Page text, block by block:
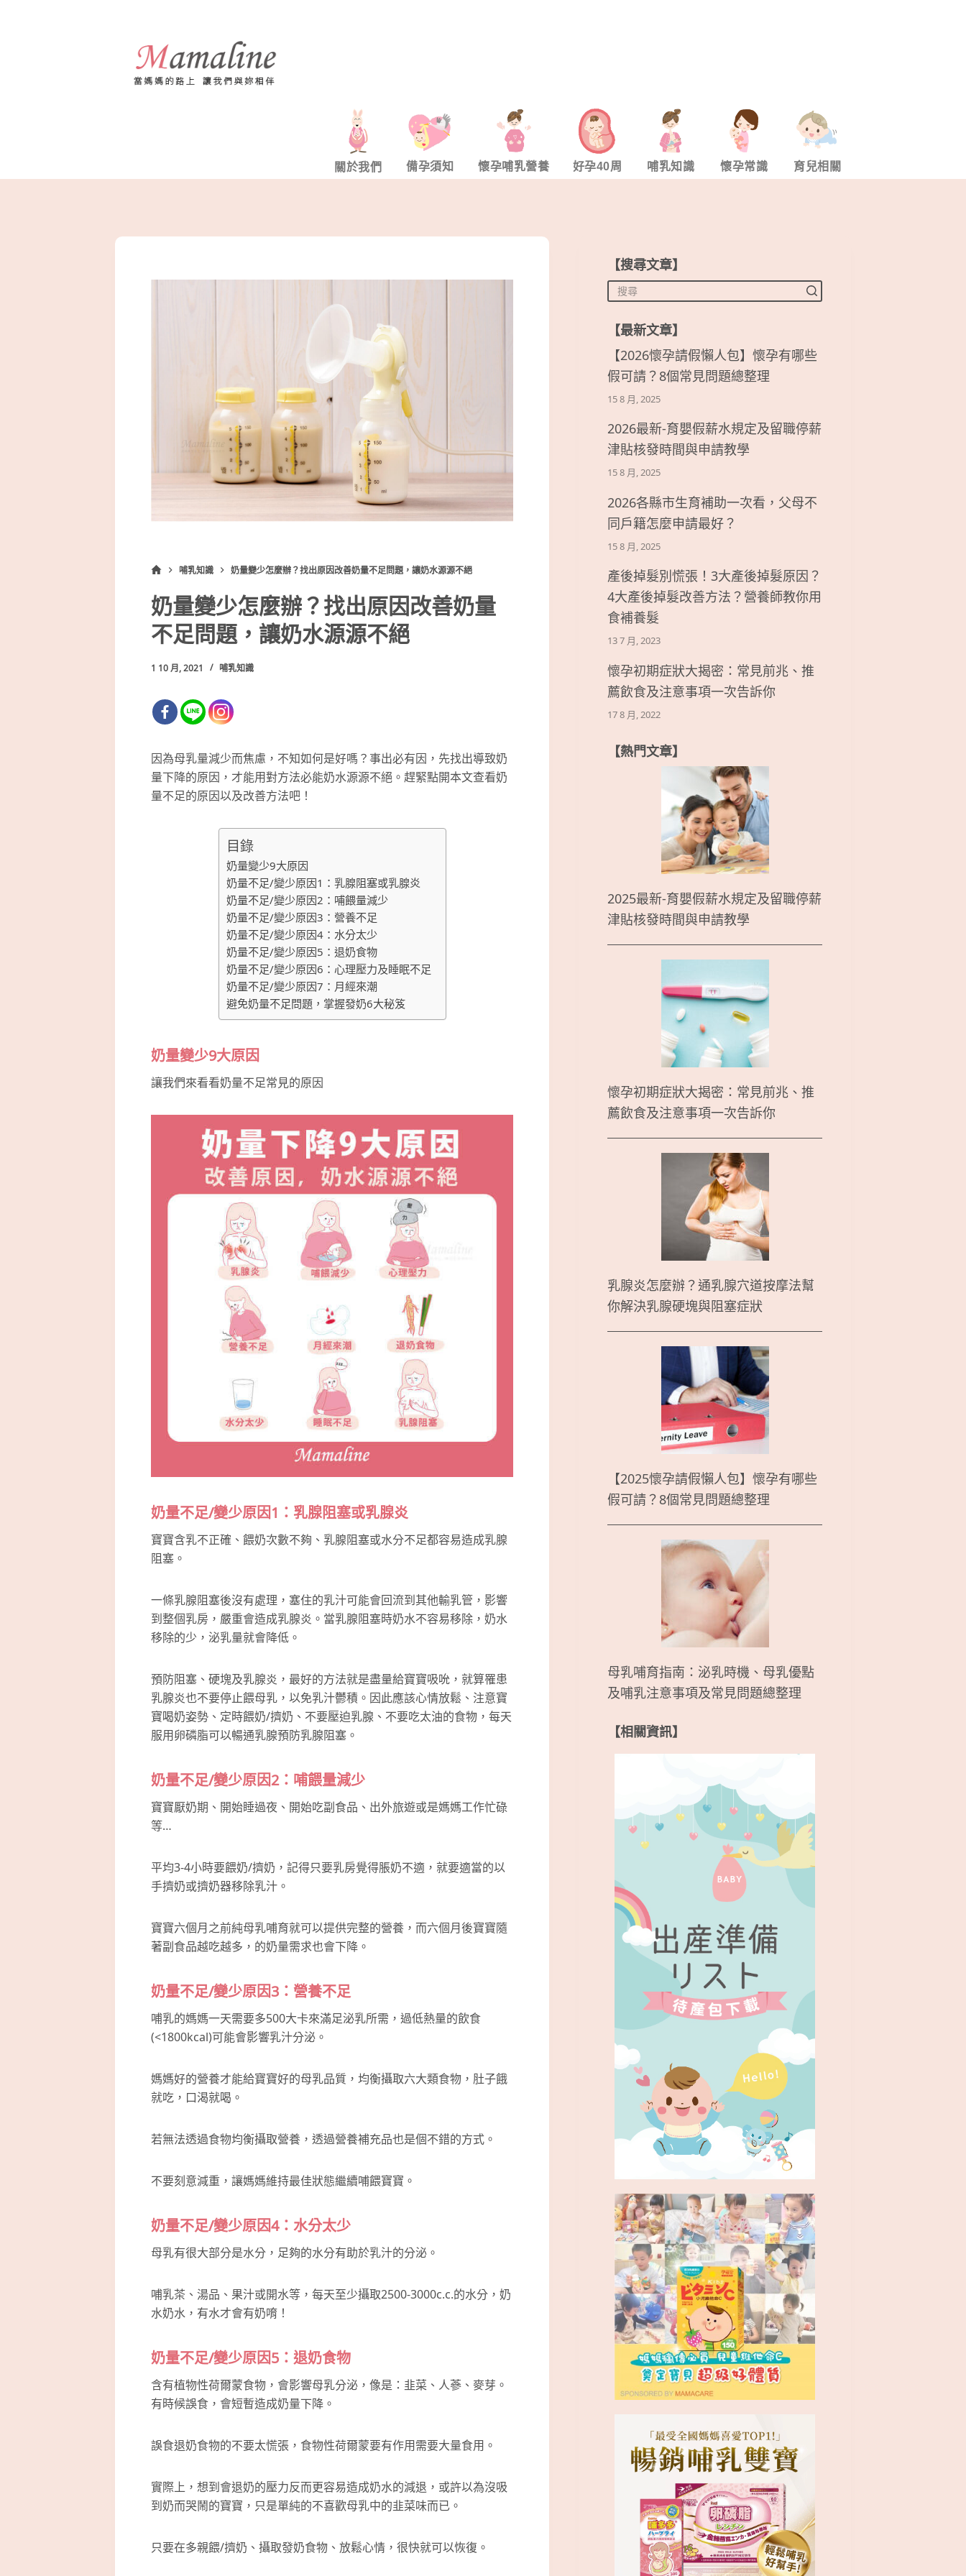
關於我們 備孕須知 懷孕哺乳營養 好孕40周 哺乳知識 懷孕常識 育兒相關
哺乳知識 奶量變少怎麼辦？找出原因改善奶量不足問題，讓奶水源源不絕
奶量變少怎麼辦？找出原因改善奶量
不足問題，讓奶水源源不絕
1 10 月, 2021 哺乳知識
因為母乳量減少而焦慮，不知如何是好嗎？事出必有因，先找出導致奶
量下降的原因，才能用對方法必能奶水源源不絕。趕緊點開本文查看奶
量不足的原因以及改善方法吧！
目錄
奶量變少9大原因
奶量不足/變少原因1：乳腺阻塞或乳腺炎
奶量不足/變少原因2：哺餵量減少
奶量不足/變少原因3：營養不足
奶量不足/變少原因4：水分太少
奶量不足/變少原因5：退奶食物
奶量不足/變少原因6：心理壓力及睡眠不足
奶量不足/變少原因7：月經來潮
避免奶量不足問題，掌握發奶6大秘笈
奶量變少9大原因
讓我們來看看奶量不足常見的原因
奶量不足/變少原因1：乳腺阻塞或乳腺炎
寶寶含乳不正確、餵奶次數不夠、乳腺阻塞或水分不足都容易造成乳腺
阻塞。
一條乳腺阻塞後沒有處理，塞住的乳汁可能會回流到其他輸乳管，影響
到整個乳房，嚴重會造成乳腺炎。當乳腺阻塞時奶水不容易移除，奶水
移除的少，泌乳量就會降低。
預防阻塞、硬塊及乳腺炎，最好的方法就是盡量給寶寶吸吮，就算罹患
乳腺炎也不要停止餵母乳，以免乳汁鬱積。因此應該心情放鬆、注意寶
寶喝奶姿勢、定時餵奶/擠奶、不要壓迫乳腺、不要吃太油的食物，每天
服用卵磷脂可以暢通乳腺預防乳腺阻塞。
奶量不足/變少原因2：哺餵量減少
寶寶厭奶期、開始睡過夜、開始吃副食品、出外旅遊或是媽媽工作忙碌
等…
平均3-4小時要餵奶/擠奶，記得只要乳房覺得脹奶不適，就要適當的以
手擠奶或擠奶器移除乳汁。
寶寶六個月之前純母乳哺育就可以提供完整的營養，而六個月後寶寶隨
著副食品越吃越多，的奶量需求也會下降。
奶量不足/變少原因3：營養不足
哺乳的媽媽一天需要多500大卡來滿足泌乳所需，過低熱量的飲食
(<1800kcal)可能會影響乳汁分泌。
媽媽好的營養才能給寶寶好的母乳品質，均衡攝取六大類食物，肚子餓
就吃，口渴就喝。
若無法透過食物均衡攝取營養，透過營養補充品也是個不錯的方式。
不要刻意減重，讓媽媽維持最佳狀態繼續哺餵寶寶。
奶量不足/變少原因4：水分太少
母乳有很大部分是水分，足夠的水分有助於乳汁的分泌。
哺乳茶、湯品、果汁或開水等，每天至少攝取2500-3000c.c.的水分，奶
水奶水，有水才會有奶唷！
奶量不足/變少原因5：退奶食物
含有植物性荷爾蒙食物，會影響母乳分泌，像是：韭菜、人蔘、麥芽。
有時候誤食，會短暫造成奶量下降。
誤食退奶食物的不要太慌張，食物性荷爾蒙要有作用需要大量食用。
實際上，想到會退奶的壓力反而更容易造成奶水的減退，或許以為沒吸
到奶而哭鬧的寶寶，只是單純的不喜歡母乳中的韭菜味而已。
只要在多親餵/擠奶、攝取發奶食物、放鬆心情，很快就可以恢復。
【搜尋文章】
【最新文章】
【2026懷孕請假懶人包】懷孕有哪些
假可請？8個常見問題總整理
15 8 月, 2025
2026最新-育嬰假薪水規定及留職停薪
津貼核發時間與申請教學
15 8 月, 2025
2026各縣市生育補助一次看，父母不
同戶籍怎麼申請最好？
15 8 月, 2025
產後掉髮別慌張！3大產後掉髮原因？
4大產後掉髮改善方法？營養師教你用
食補養髮
13 7 月, 2023
懷孕初期症狀大揭密：常見前兆、推
薦飲食及注意事項一次告訴你
17 8 月, 2022
【熱門文章】
2025最新-育嬰假薪水規定及留職停薪
津貼核發時間與申請教學
懷孕初期症狀大揭密：常見前兆、推
薦飲食及注意事項一次告訴你
乳腺炎怎麼辦？通乳腺穴道按摩法幫
你解決乳腺硬塊與阻塞症狀
【2025懷孕請假懶人包】懷孕有哪些
假可請？8個常見問題總整理
母乳哺育指南：泌乳時機、母乳優點
及哺乳注意事項及常見問題總整理
【相關資訊】